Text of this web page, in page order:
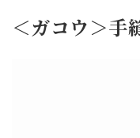
＜ガコウ＞手